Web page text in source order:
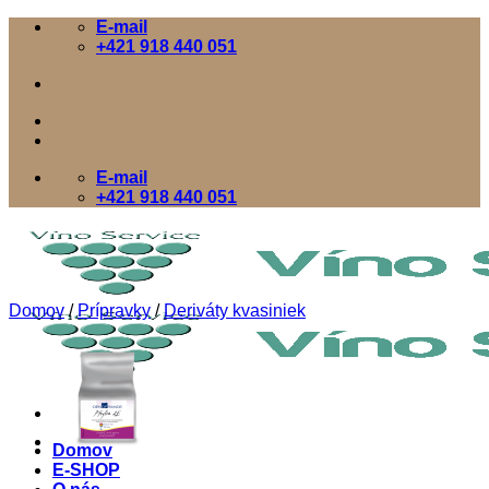
Skip
E-mail
+421 918 440 051
E-mail
+421 918 440 051
Domov
E-SHOP
Domov / Prípravky / Deriváty kvasiniek